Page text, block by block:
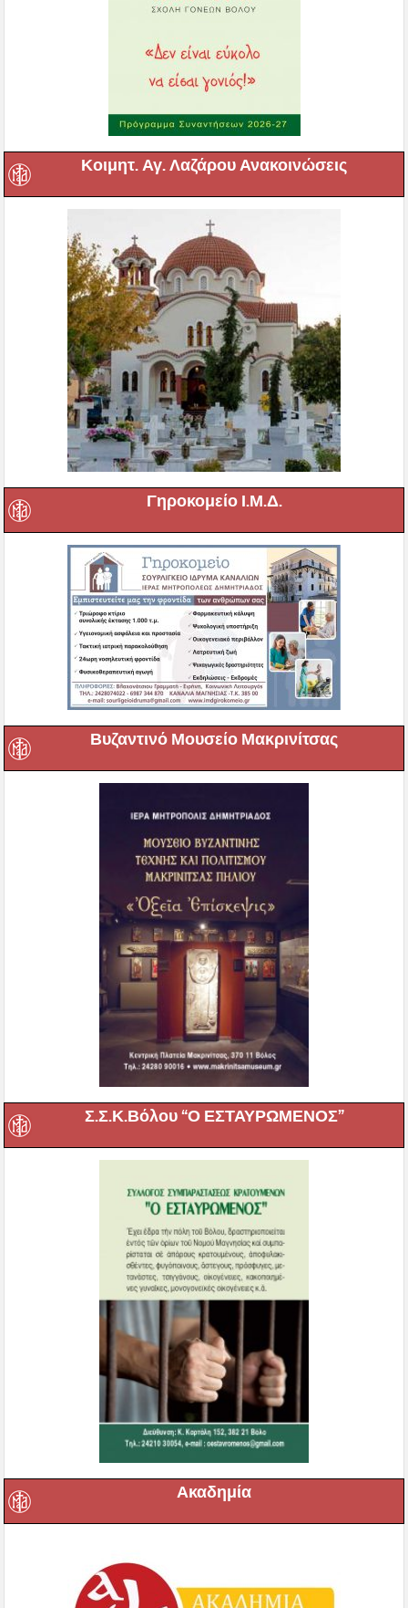
Κοιμητ. Αγ. Λαζάρου Ανακοινώσεις
Γηροκομείο Ι.Μ.Δ.
Βυζαντινό Μουσείο Μακρινίτσας
Σ.Σ.Κ.Βόλου “Ο ΕΣΤΑΥΡΩΜΕΝΟΣ”
Ακαδημία